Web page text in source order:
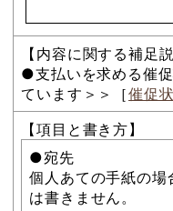
【内容に関する補足説
●支払いを求める催
ています＞＞［催促状
【項目と書き方】
●宛先
個人あての手紙の
は書きません。